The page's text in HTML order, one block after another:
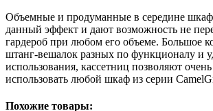
Объемные и продуманные в середине
данный эффект и дают возможность не
гардероб при любом его объеме. Большое
штанг-вешалок разных по функционалу и
использования, кассетниц позволяют
использовать любой шкаф из серии
Похожие товары: